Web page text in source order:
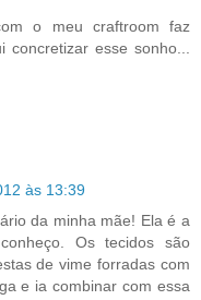
o meu craftroom faz
esse sonho...
às 13:39
da minha mãe! Ela é a
Os tecidos são
de vime forradas com
e ia combinar com essa